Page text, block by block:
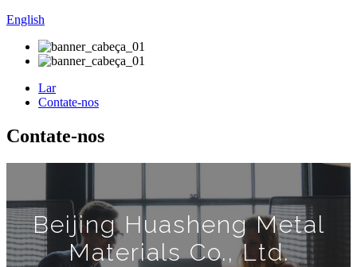
English
Lar
Contate-nos
Contate-nos
Beijing Huasheng Metal
Materials Co., Ltd.